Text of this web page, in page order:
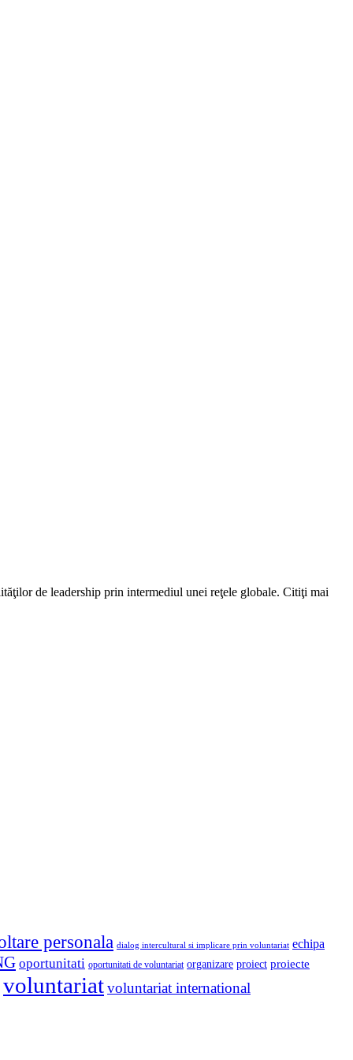
de leadership prin intermediul unei reţele globale. Citiţi mai
personala dialog intercultural si implicare prin voluntariat echipa
oportunitati oportunitati de voluntariat organizare proiect proiecte
voluntariatvoluntariat international